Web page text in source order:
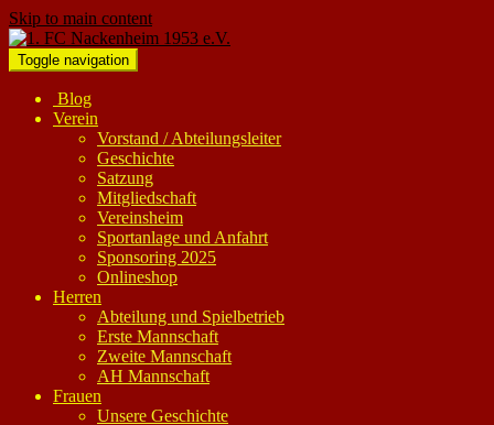
Skip to main content
Toggle navigation
Blog
Verein
Vorstand / Abteilungsleiter
Geschichte
Satzung
Mitgliedschaft
Vereinsheim
Sportanlage und Anfahrt
Sponsoring 2025
Onlineshop
Herren
Abteilung und Spielbetrieb
Erste Mannschaft
Zweite Mannschaft
AH Mannschaft
Frauen
Unsere Geschichte